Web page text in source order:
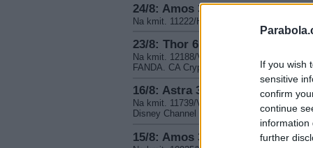
If you wish
sensitive
confirm
continue
information
further
24/8: Amos 3 (4W): Ukraina
Na kmit. 11222/H (SR 30000, FEC 5/6)
23/8: Thor 6 (0,8W): TV Fanda
Na kmit. 12188/V (SR 28000, FEC 7/8)
FANDA. CA CryptoWorks, Irdeto a
16/8: Astra 3B (23,5E): Disney
Na kmit. 11739/V (SR 27500, FEC 5/6,
Disney Channel Benelux
15/8: Amos 3 (4W): m3D